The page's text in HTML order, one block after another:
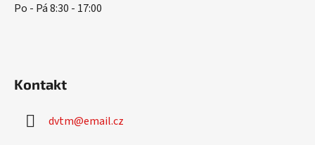
Po - Pá 8:30 - 17:00
Kontakt
dvtm@email.cz